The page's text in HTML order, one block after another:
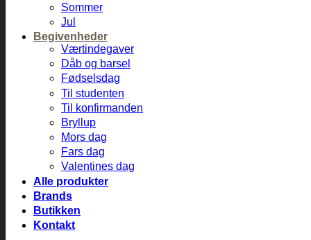
Sommer
Jul
Begivenheder
Værtindegaver
Dåb og barsel
Fødselsdag
Til studenten
Til konfirmanden
Bryllup
Mors dag
Fars dag
Valentines dag
Alle produkter
Brands
Butikken
Kontakt